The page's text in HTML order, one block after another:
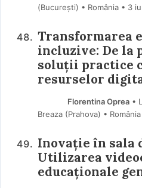
(Bucureşti) • România
3
Transformarea
incluzive: De la
soluții practice
resurselor
Florentina Oprea•
Breaza (Prahova) • România
Inovație în sala
Utilizarea
educaționale